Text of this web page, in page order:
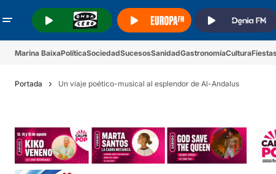
Marina BaixaPolíticaSociedadSucesosSanidadGastronomíaCultura
Portada Un viaje poético-musical al esplendor de Al-Andalus